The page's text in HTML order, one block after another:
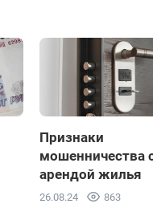
Признаки
мошенничества
арендой жилья
26.08.24 863